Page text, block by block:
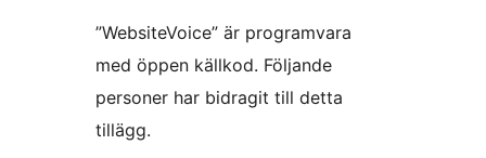
”WebsiteVoice” är programvara
med öppen källkod. Följande
personer har bidragit till detta
tillägg.